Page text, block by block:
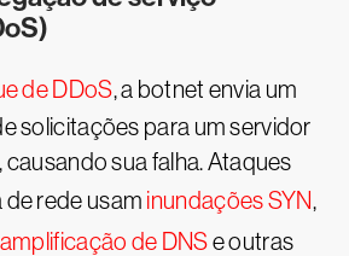
de DDoS, a botnet envia um
solicitações para um servidor
sua falha. Ataques
rede usam inundações SYN,
amplificação de DNSe outras